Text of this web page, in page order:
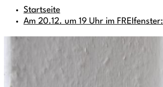
Startseite
Am 20.12. um 19 Uhr im